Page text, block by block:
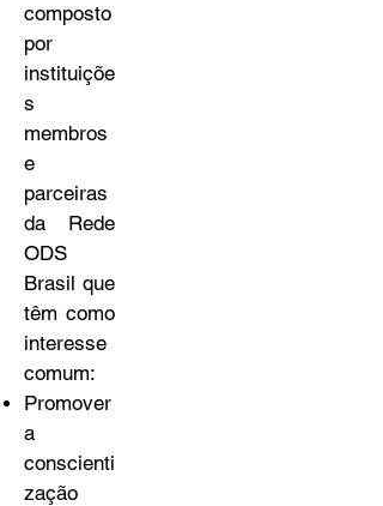
composto
por
instituiçõe
s
membros
e
parceiras
da Rede
ODS
Brasil que
têm como
interesse
comum:
Promover
a
conscienti
zação